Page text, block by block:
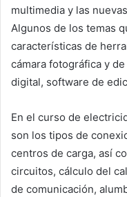
multimedia y las
Algunos de los temas
características de
cámara fotográfica y
digital, software de
En el curso de
son los tipos de
centros de carga, así
circuitos, cálculo del
de comunicación,